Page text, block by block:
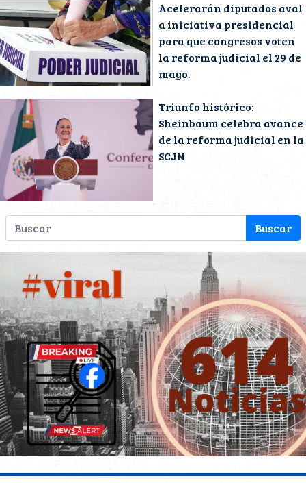
Acelerarán diputados aval
a iniciativa presidencial
para que congresos voten
la reforma judicial el 29 de
mayo.
Triunfo histórico:
Sheinbaum celebra avance
de la reforma judicial en la
SCJN